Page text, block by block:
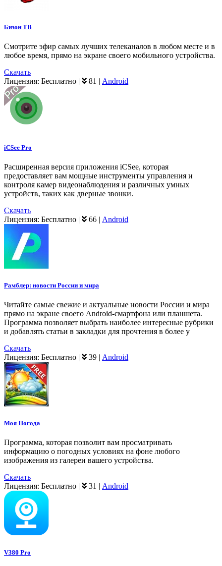
Бизон ТВ
Смотрите эфир самых лучших телеканалов в любом месте и в
любое время, прямо на экране своего мобильного устройства.
Скачать
Лицензия: Бесплатно | 81 | Android
iCSee Pro
Расширенная версия приложения iCSee, которая
предоставляет вам мощные инструменты управления и
контроля камер видеонаблюдения и различных умных
устройств, таких как дверные звонки.
Скачать
Лицензия: Бесплатно | 66 | Android
Рамблер: новости России и мира
Читайте самые свежие и актуальные новости России и мира
прямо на экране своего Android-смартфона или планшета.
Программа позволяет выбрать наиболее интересные рубрики
и добавлять статьи в закладки для прочтения в более у
Скачать
Лицензия: Бесплатно | 39 | Android
Моя Погода
Программа, которая позволит вам просматривать
информацию о погодных условиях на фоне любого
изображения из галереи вашего устройства.
Скачать
Лицензия: Бесплатно | 31 | Android
V380 Pro